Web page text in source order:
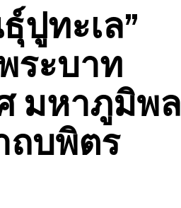
ปูทะเล”
ระบาท
มหาภูมิพล
ถบพิตร